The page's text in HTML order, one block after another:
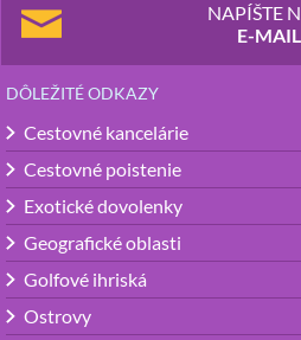
NAPÍŠTE
E-MAIL
DÔLEŽITÉ ODKAZY
Cestovné kancelárie
Cestovné poistenie
Exotické dovolenky
Geografické oblasti
Golfové ihriská
Ostrovy